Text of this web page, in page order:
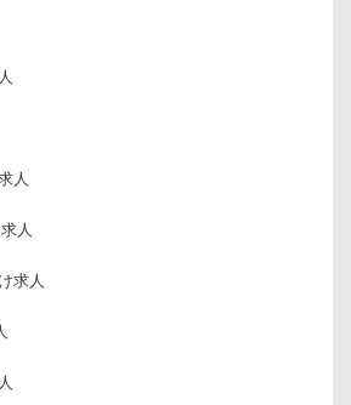
人
人
求人